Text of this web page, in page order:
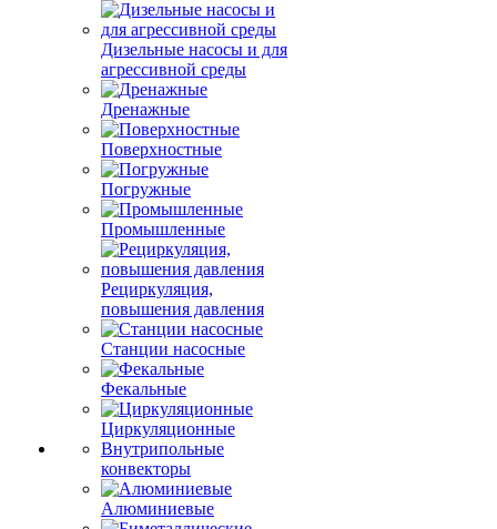
Дизельные насосы и для
агрессивной среды
Дренажные
Поверхностные
Погружные
Промышленные
Рециркуляция,
повышения давления
Станции насосные
Фекальные
Циркуляционные
Внутрипольные
конвекторы
Алюминиевые